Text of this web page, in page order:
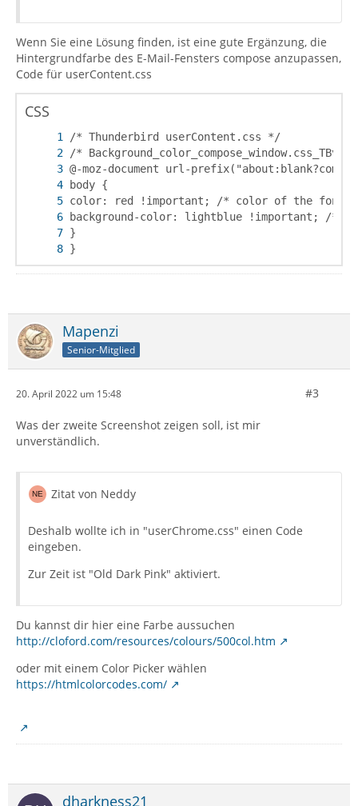
Wenn Sie eine Lösung finden, ist eine gute Ergänzung, die
Hintergrundfarbe des E-Mail-Fensters compose anzupassen,
Code für userContent.css
CSS
}
Mapenzi
Senior-Mitglied
20. April 2022 um 15:48 #3
Was der zweite Screenshot zeigen soll, ist mir
unverständlich.
Zitat von Neddy
Deshalb wollte ich in "userChrome.css" einen Code
eingeben.
Zur Zeit ist "Old Dark Pink" aktiviert.
Du kannst dir hier eine Farbe aussuchen
http://cloford.com/resources/colours/500col.htm
oder mit einem Color Picker wählen
https://htmlcolorcodes.com/
dharkness21